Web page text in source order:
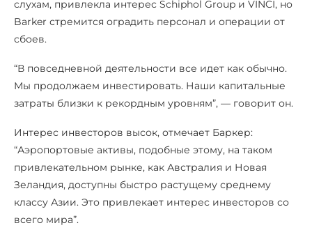
слухам, привлекла интерес Schiphol Group и VINCI, но
Barker стремится оградить персонал и операции от
сбоев.
“В повседневной деятельности все идет как обычно.
Мы продолжаем инвестировать. Наши капитальные
затраты близки к рекордным уровням”, — говорит он.
Интерес инвесторов высок, отмечает Баркер:
“Аэропортовые активы, подобные этому, на таком
привлекательном рынке, как Австралия и Новая
Зеландия, доступны быстро растущему среднему
классу Азии. Это привлекает интерес инвесторов со
всего мира”.